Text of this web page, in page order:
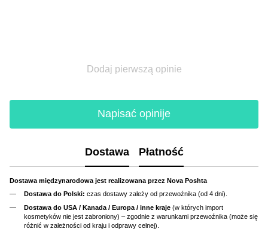
Dodaj pierwszą opinie
Napisać opinije
Dostawa Płatność
Dostawa międzynarodowa jest realizowana przez Nova Poshta
Dostawa do Polski: czas dostawy zależy od przewoźnika (od 4 dni).
Dostawa do USA / Kanada / Europa / inne kraje (w których import
kosmetyków nie jest zabroniony) – zgodnie z warunkami przewoźnika (może się
różnić w zależności od kraju i odprawy celnej).